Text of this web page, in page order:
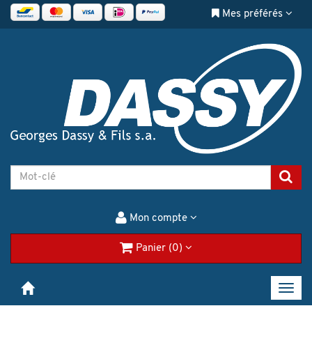
Mes préférés
Mon compte
Panier (0)